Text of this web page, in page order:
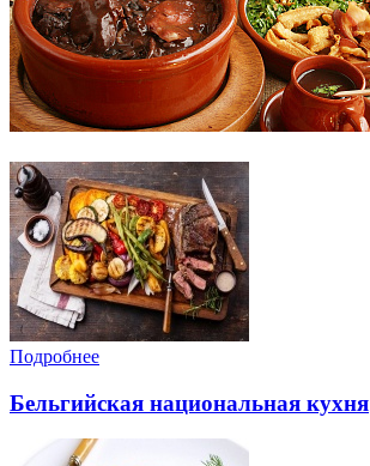
Подробнее
Бельгийская национальная кухня